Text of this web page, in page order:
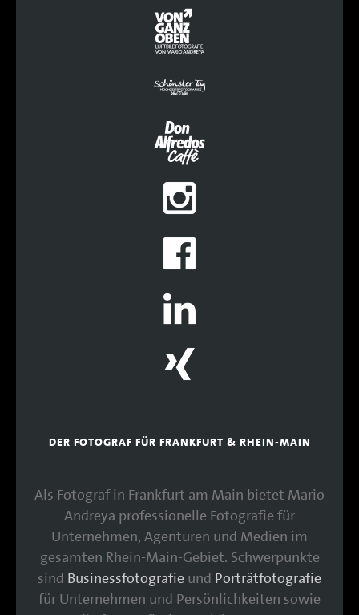
DER FOTOGRAF FÜR FRANKFURT & RHEIN-MAIN
Als Fotograf in Frankfurt am Main bietet Mario
Andreya professionelle Fotografie für
Unternehmen, Agenturen und Medien im
gesamten Rhein-Main-Gebiet. Schwerpunkte
sind Businessfotografie und Porträtfotografie
für Unternehmen und Persönlichkeiten sowie